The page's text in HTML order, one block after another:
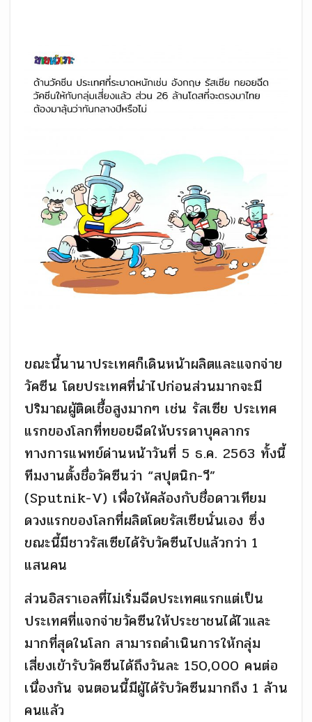
ขณะนี้นานาประเทศก็เดินหน้าผลิตและแจกจ่าย
วัคซีน โดยประเทศที่นำไปก่อนส่วนมากจะมี
ปริมาณผู้ติดเชื้อสูงมากๆ เช่น รัสเซีย ประเทศ
แรกของโลกที่ทยอยฉีดให้บรรดาบุคลากร
ทางการแพทย์ด่านหน้าวันที่ 5 ธ.ค. 2563 ทั้งนี้
ทีมงานตั้งชื่อวัคซีนว่า “สปุตนิก-วี”
(Sputnik-V) เพื่อให้คล้องกับชื่อดาวเทียม
ดวงแรกของโลกที่ผลิตโดยรัสเซียนั่นเอง ซึ่ง
ขณะนี้มีชาวรัสเซียได้รับวัคซีนไปแล้วกว่า 1
แสนคน
ส่วนอิสราเอลที่ไม่เริ่มฉีดประเทศแรกแต่เป็น
ประเทศที่แจกจ่ายวัคซีนให้ประชาชนได้ไวและ
มากที่สุดในโลก สามารถดำเนินการให้กลุ่ม
เสี่ยงเข้ารับวัคซีนได้ถึงวันละ 150,000 คนต่อ
เนื่องกัน จนตอนนี้มีผู้ได้รับวัคซีนมากถึง 1 ล้าน
คนแล้ว